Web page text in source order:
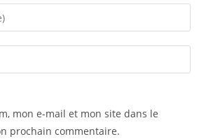
mon e-mail et mon site dans le
prochain commentaire.